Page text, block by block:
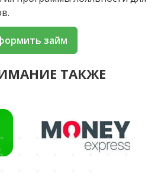
займ
ТАКЖЕ